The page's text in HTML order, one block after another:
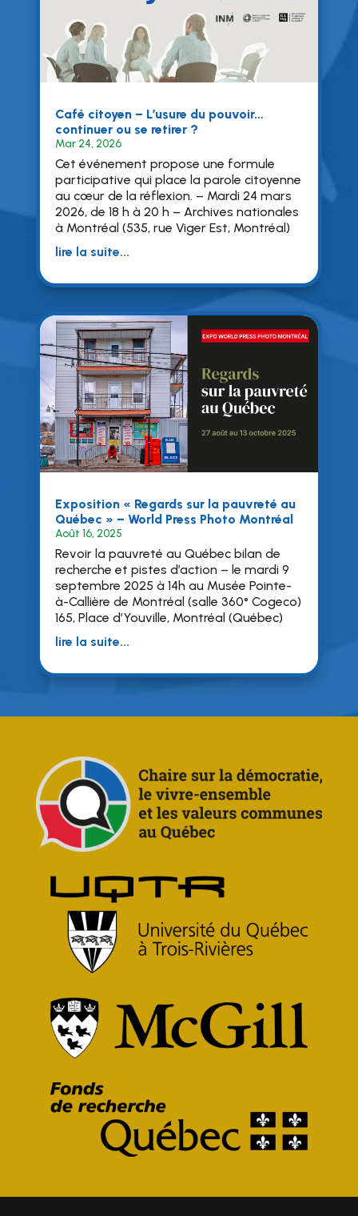
Café citoyen – L’usure du pouvoir…
continuer ou se retirer ?
Mar 24, 2026
Cet événement propose une formule
participative qui place la parole citoyenne
au cœur de la réflexion. – Mardi 24 mars
2026, de 18 h à 20 h – Archives nationales
à Montréal (535, rue Viger Est, Montréal)
lire la suite...
Exposition « Regards sur la pauvreté au
Québec » – World Press Photo Montréal
Août 16, 2025
Revoir la pauvreté au Québec bilan de
recherche et pistes d’action – le mardi 9
septembre 2025 à 14h au Musée Pointe-
à-Callière de Montréal (salle 360° Cogeco)
165, Place d’Youville, Montréal (Québec)
lire la suite...